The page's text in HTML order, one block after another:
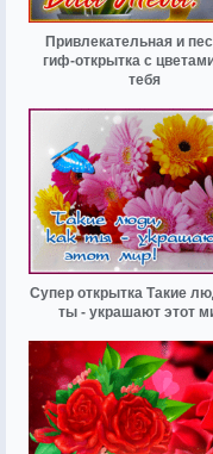
Привлекательная и
гиф-открытка с
тебя
Супер открытка Такие
ты - украшают этот